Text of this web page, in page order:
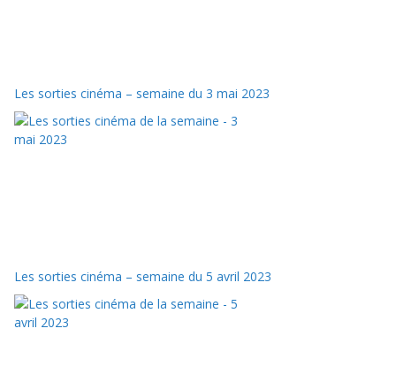
Les sorties cinéma – semaine du 3 mai 2023
Les sorties cinéma – semaine du 5 avril 2023